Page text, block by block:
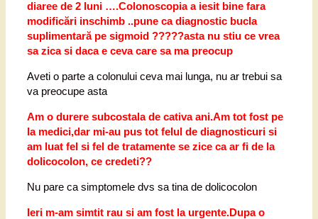
diaree de 2 luni ….Colonoscopia a iesit bine fara
modificări inschimb ..pune ca diagnostic bucla
suplimentară pe sigmoid ?????asta nu stiu ce vrea
sa zica si daca e ceva care sa ma preocup
Aveti o parte a colonului ceva mai lunga, nu ar trebui sa
va preocupe asta
Am o durere subcostala de cativa ani.Am tot fost pe
la medici,dar mi-au pus tot felul de diagnosticuri si
am luat fel si fel de tratamente se zice ca ar fi de la
dolicocolon, ce credeti??
Nu pare ca simptomele dvs sa tina de dolicocolon
Ieri m-am simtit rau si am fost la urgente.Dupa o